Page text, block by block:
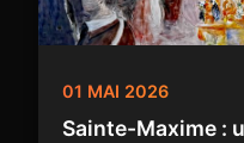
01 MAI 2026
Sainte-Maxime :